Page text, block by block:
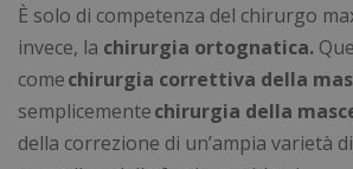
È solo di competenza del chirurgo
invece, la chirurgia ortognatica.
comechirurgia correttiva della
semplicementechirurgia della
della correzione di un’ampia varietà